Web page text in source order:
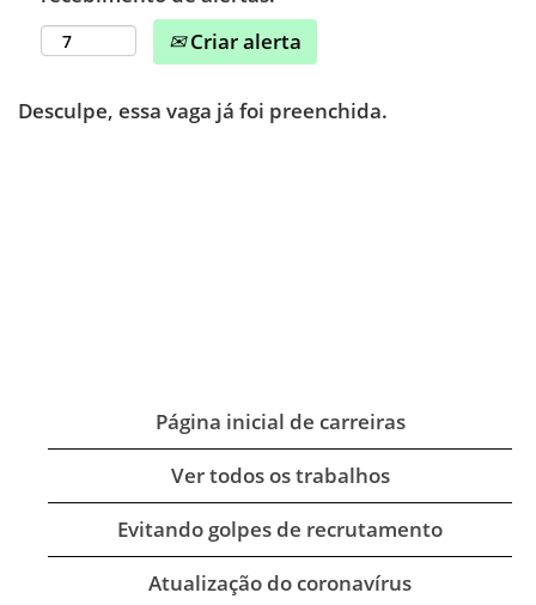
Criar alerta
Desculpe, essa vaga já foi preenchida.
Página inicial de carreiras
Ver todos os trabalhos
Evitando golpes de recrutamento
Atualização do coronavírus